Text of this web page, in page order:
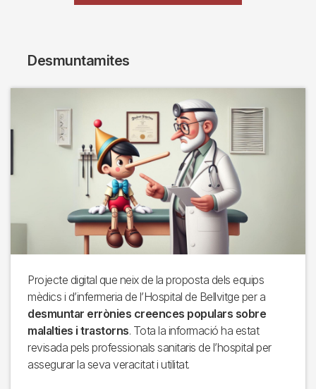
Desmuntamites
Projecte digital que neix de la proposta dels equips
mèdics i d’infermeria de l’Hospital de Bellvitge per a
desmuntar errònies creences populars sobre
malalties i trastorns. Tota la informació ha estat
revisada pels professionals sanitaris de l’hospital per
assegurar la seva veracitat i utilitat.